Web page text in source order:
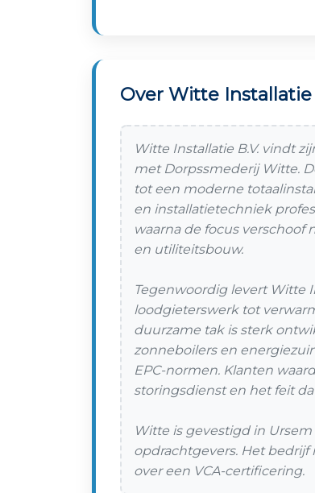
Over Witte Installatie
Witte Installatie B.V. vindt
met Dorpssmederij Witte.
tot een moderne
en installatietechniek
waarna de focus verschoof
en utiliteitsbouw.
Tegenwoordig levert Witte
loodgieterswerk tot
duurzame tak is sterk
zonneboilers en
EPC-normen. Klanten
storingsdienst en het feit
Witte is gevestigd in
opdrachtgevers. Het
over een VCA-certificering.